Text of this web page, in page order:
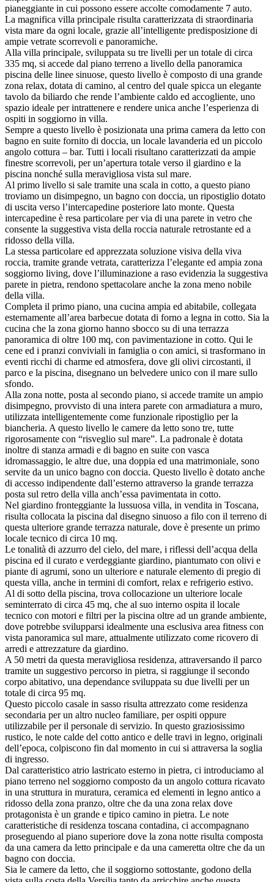
pianeggiante in cui possono essere accolte comodamente 7 auto.
La magnifica villa principale risulta caratterizzata di straordinaria
vista mare da ogni locale, grazie all’intelligente predisposizione di
ampie vetrate scorrevoli e panoramiche.
Alla villa principale, sviluppata su tre livelli per un totale di circa
335 mq, si accede dal piano terreno a livello della panoramica
piscina delle linee sinuose, questo livello è composto di una grande
zona relax, dotata di camino, al centro del quale spicca un elegante
tavolo da biliardo che rende l’ambiente caldo ed accogliente, uno
spazio ideale per intrattenere e rendere unica anche l’esperienza di
ospiti in soggiorno in villa.
Sempre a questo livello è posizionata una prima camera da letto con
bagno en suite fornito di doccia, un locale lavanderia ed un piccolo
angolo cottura – bar. Tutti i locali risultano caratterizzati da ampie
finestre scorrevoli, per un’apertura totale verso il giardino e la
piscina nonché sulla meravigliosa vista sul mare.
Al primo livello si sale tramite una scala in cotto, a questo piano
troviamo un disimpegno, un bagno con doccia, un ripostiglio dotato
di uscita verso l’intercapedine posteriore lato monte. Questa
intercapedine è resa particolare per via di una parete in vetro che
consente la suggestiva vista della roccia naturale retrostante ed a
ridosso della villa.
La stessa particolare ed apprezzata soluzione visiva della viva
roccia, tramite grande vetrata, caratterizza l’elegante ed ampia zona
soggiorno living, dove l’illuminazione a raso evidenzia la suggestiva
parete in pietra, rendono spettacolare anche la zona meno nobile
della villa.
Completa il primo piano, una cucina ampia ed abitabile, collegata
esternamente all’area barbecue dotata di forno a legna in cotto. Sia la
cucina che la zona giorno hanno sbocco su di una terrazza
panoramica di oltre 100 mq, con pavimentazione in cotto. Qui le
cene ed i pranzi conviviali in famiglia o con amici, si trasformano in
eventi ricchi di charme ed atmosfera, dove gli olivi circostanti, il
parco e la piscina, disegnano un belvedere unico con il mare sullo
sfondo.
Alla zona notte, posta al secondo piano, si accede tramite un ampio
disimpegno, provvisto di una intera parete con armadiatura a muro,
utilizzata intelligentemente come funzionale ripostiglio per la
biancheria. A questo livello le camere da letto sono tre, tutte
rigorosamente con “risveglio sul mare”. La padronale è dotata
inoltre di stanza armadi e di bagno en suite con vasca
idromassaggio, le altre due, una doppia ed una matrimoniale, sono
servite da un unico bagno con doccia. Questo livello è dotato anche
di accesso indipendente dall’esterno attraverso la grande terrazza
posta sul retro della villa anch’essa pavimentata in cotto.
Nel giardino fronteggiante la lussuosa villa, in vendita in Toscana,
risulta collocata la piscina dal disegno sinuoso a filo con il terreno di
questa ulteriore grande terrazza naturale, dove è presente un primo
locale tecnico di circa 10 mq.
Le tonalità di azzurro del cielo, del mare, i riflessi dell’acqua della
piscina ed il curato e verdeggiante giardino, piantumato con olivi e
piante di agrumi, sono un ulteriore e naturale elemento di pregio di
questa villa, anche in termini di comfort, relax e refrigerio estivo.
Al di sotto della piscina, trova collocazione un ulteriore locale
seminterrato di circa 45 mq, che al suo interno ospita il locale
tecnico con motori e filtri per la piscina oltre ad un grande ambiente,
dove potrebbe svilupparsi idealmente una esclusiva area fitness con
vista panoramica sul mare, attualmente utilizzato come ricovero di
arredi e attrezzature da giardino.
A 50 metri da questa meravigliosa residenza, attraversando il parco
tramite un suggestivo percorso in pietra, si raggiunge il secondo
corpo abitativo, una dependance sviluppata su due livelli per un
totale di circa 95 mq.
Questo piccolo casale in sasso risulta attrezzato come residenza
secondaria per un altro nucleo familiare, per ospiti oppure
utilizzabile per il personale di servizio. In questo graziosissimo
rustico, le note calde del cotto antico e delle travi in legno, originali
dell’epoca, colpiscono fin dal momento in cui si attraversa la soglia
di ingresso.
Dal caratteristico atrio lastricato esterno in pietra, ci introduciamo al
piano terreno nel soggiorno composto da un angolo cottura ricavato
in una struttura in muratura, ceramica ed elementi in legno antico a
ridosso della zona pranzo, oltre che da una zona relax dove
protagonista è un grande e tipico camino in pietra. Le note
caratteristiche di residenza toscana contadina, ci accompagnano
proseguendo al piano superiore dove la zona notte risulta composta
da una camera da letto principale e da una cameretta oltre che da un
bagno con doccia.
Sia le camere da letto, che il soggiorno sottostante, godono della